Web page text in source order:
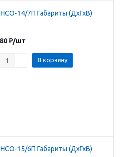
14/7П Габариты (ДхГхВ)
₽/шт
В корзину
15/6П Габариты (ДхГхВ)